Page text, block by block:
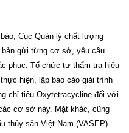
Cục Quản lý chất lượng
bản gửi từng cơ sở, yêu cầu
phục. Tổ chức tự thẩm tra hiệu
hiện, lập báo cáo giải trình
chỉ tiêu Oxytetracycline đối với
cơ sở này. Mặt khác, cũng
thủy sản Việt Nam (VASEP)